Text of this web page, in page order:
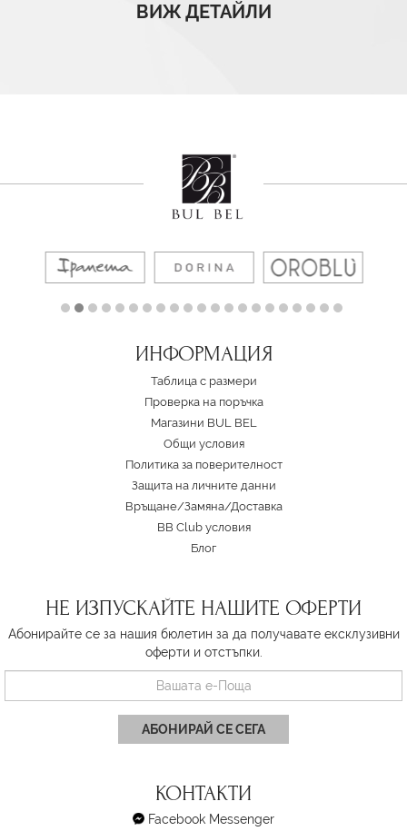
ВИЖ ДЕТАЙЛИ
ИНФОРМАЦИЯ
Таблица с размери
Проверка на поръчка
Магазини BUL BEL
Oбщи условия
Политика за поверителност
Защита на личните данни
Връщане/Замяна/Доставка
BB Club условия
Блог
НЕ ИЗПУСКАЙТЕ НАШИТЕ ОФЕРТИ
Абонирайте се за нашия бюлетин за да получавате ексклузивни
оферти и отстъпки.
АБОНИРАЙ СЕ СЕГА
КОНТАКТИ
Facebook Messenger